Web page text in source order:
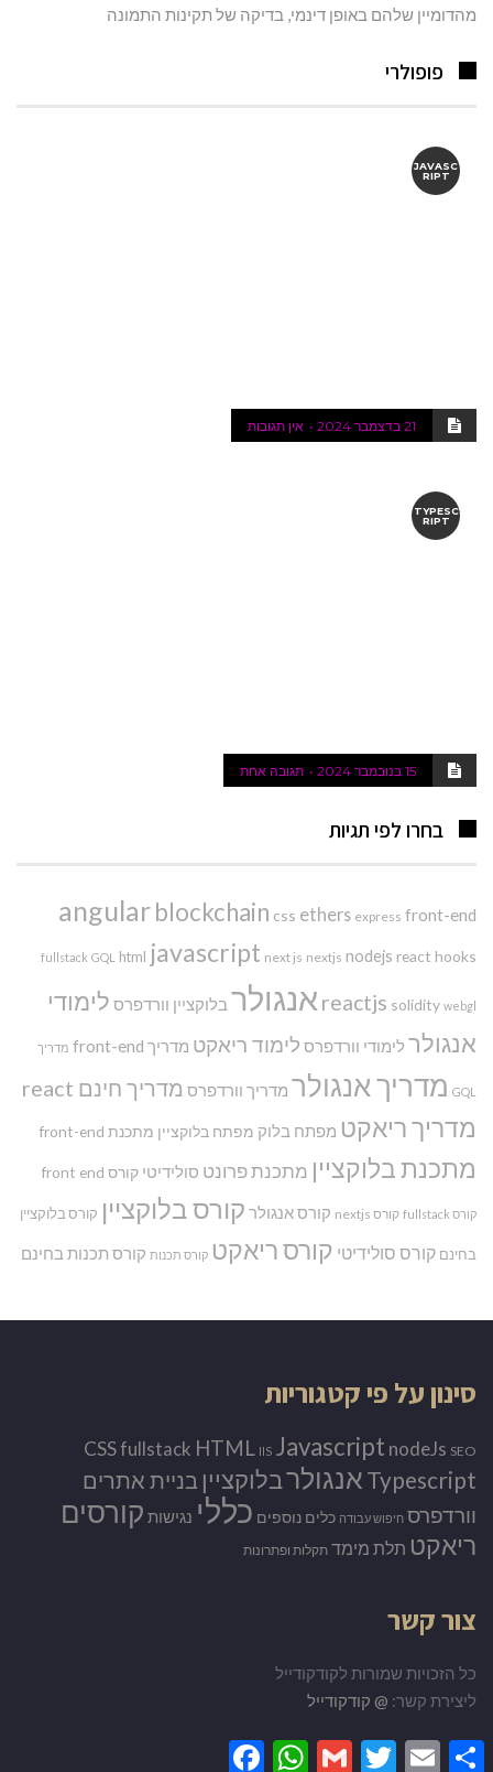
מהדומיין שלהם באופן דינמי, בדיקה של תקינות התמונה
פופולרי
JAVASC
RIPT
21 בדצמבר 2024 אין תגובות
TYPESC
RIPT
15 בנובמבר 2024 תגובה אחת
בחרו לפי תגיות
angularblockchain css ethers express front-end
fullstack GQL html javascript next js nextjs nodejs react hooks
reactjs solidity webgl אנגולר בלוקציין וורדפרס לימודי
אנגולר לימודי וורדפרס לימוד ריאקט מדריך front-end מדריך
GQL מדריך אנגולר מדריך וורדפרס מדריך חינם react
מדריך ריאקט מפתח בלוק מפתח בלוקציין מתכנת front-end
מתכנת בלוקציין מתכנת פרונט סולידיטי קורס front end
קורס fullstack קורס nextjs קורס אנגולר קורס בלוקציין קורס בלוקציין
בחינם קורס סולידיטי קורס ריאקט קורס תכנות קורס תכנות בחינם
סינון על פי קטגוריות
CSSfullstack HTML IIS Javascript nodeJs SEO
Typescript אנגולרבלוקציין בניית אתרים
וורדפרס חיפוש עבודה כלים נוספים כללי נגישות קורסים
ריאקט תלת מימד תקלות ופתרונות
צור קשר
כל הזכויות שמורות לקודקודייל
ליצירת קשר: @ קודקודייל
FacebookWhatsAppGmailTwitter Email Share